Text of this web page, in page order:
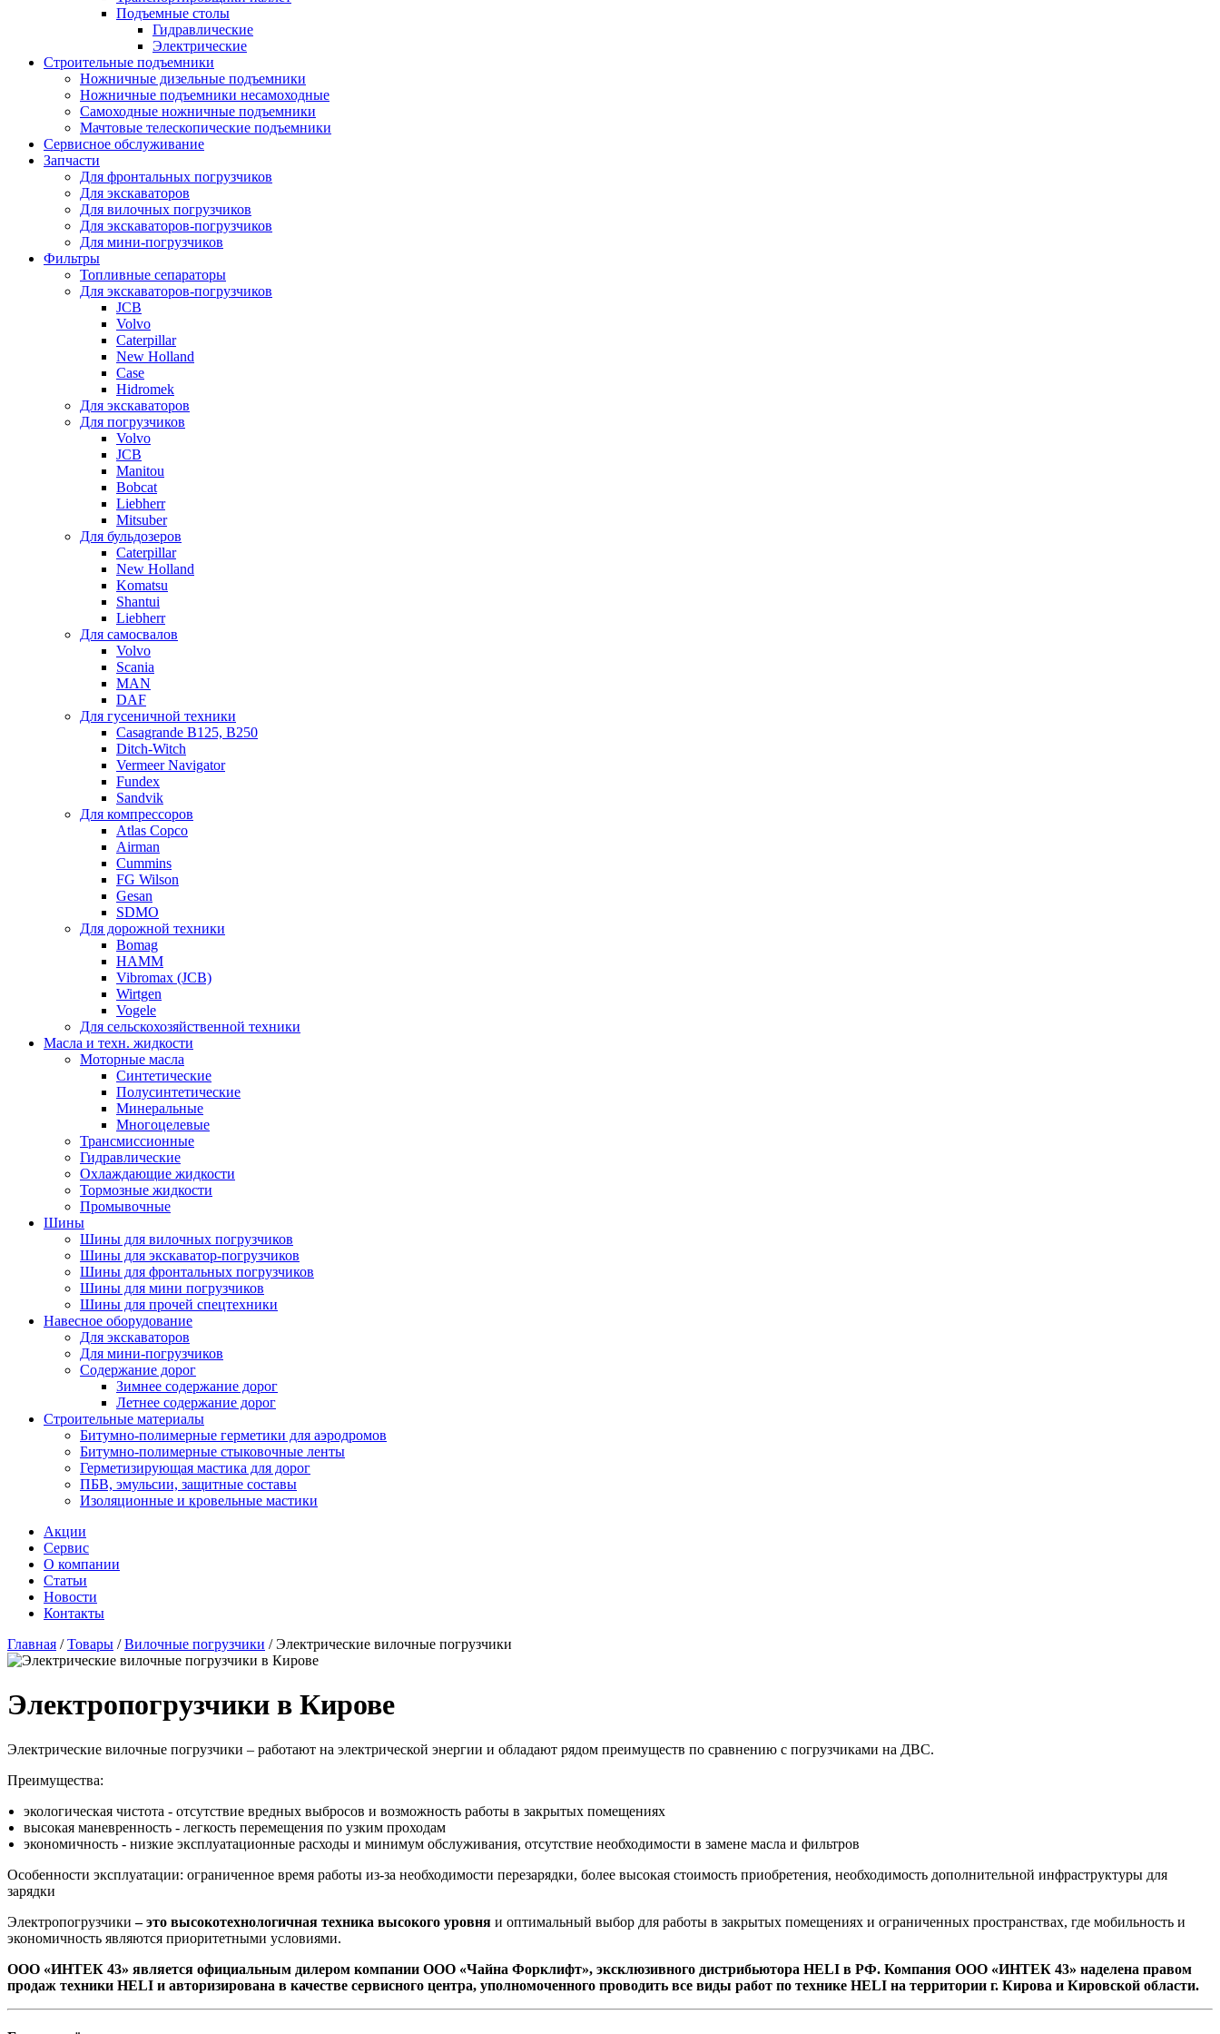
Подъемные столы
Гидравлические
Электрические
Строительные подъемники
Ножничные дизельные подъемники
Ножничные подъемники несамоходные
Самоходные ножничные подъемники
Мачтовые телескопические подъемники
Сервисное обслуживание
Запчасти
Для фронтальных погрузчиков
Для экскаваторов
Для вилочных погрузчиков
Для экскаваторов-погрузчиков
Для мини-погрузчиков
Фильтры
Топливные сепараторы
Для экскаваторов-погрузчиков
JCB
Volvo
Caterpillar
New Holland
Case
Hidromek
Для экскаваторов
Для погрузчиков
Volvo
JCB
Manitou
Bobcat
Liebherr
Mitsuber
Для бульдозеров
Caterpillar
New Holland
Komatsu
Shantui
Liebherr
Для самосвалов
Volvo
Scania
MAN
DAF
Для гусеничной техники
Casagrande B125, B250
Ditch-Witch
Vermeer Navigator
Fundex
Sandvik
Для компрессоров
Atlas Copco
Airman
Cummins
FG Wilson
Gesan
SDMO
Для дорожной техники
Bomag
HAMM
Vibromax (JCB)
Wirtgen
Vogele
Для сельскохозяйственной техники
Масла и техн. жидкости
Моторные масла
Синтетические
Полусинтетические
Минеральные
Многоцелевые
Трансмиссионные
Гидравлические
Охлаждающие жидкости
Тормозные жидкости
Промывочные
Шины
Шины для вилочных погрузчиков
Шины для экскаватор-погрузчиков
Шины для фронтальных погрузчиков
Шины для мини погрузчиков
Шины для прочей спецтехники
Навесное оборудование
Для экскаваторов
Для мини-погрузчиков
Содержание дорог
Зимнее содержание дорог
Летнее содержание дорог
Строительные материалы
Битумно-полимерные герметики для аэродромов
Битумно-полимерные стыковочные ленты
Герметизирующая мастика для дорог
ПБВ, эмульсии, защитные составы
Изоляционные и кровельные мастики
Акции
Сервис
О компании
Статьи
Новости
Контакты
Главная /Товары /Вилочные погрузчики /Электрические вилочные погрузчики
Электропогрузчики в Кирове
Электрические вилочные погрузчики – работают на электрической энергии и обладают рядом преимуществ по сравнению с погрузчиками на ДВС.
Преимущества:
экологическая чистота - отсутствие вредных выбросов и возможность работы в закрытых помещениях
высокая маневренность - легкость перемещения по узким проходам
экономичность - низкие эксплуатационные расходы и минимум обслуживания, отсутствие необходимости в замене масла и фильтров
Особенности эксплуатации: ограниченное время работы из-за необходимости перезарядки, более высокая стоимость приобретения, необходимость дополнительной инфраструктуры для
зарядки
Электропогрузчики– это высокотехнологичная техника высокого уровня и оптимальный выбор для работы в закрытых помещениях и ограниченных пространствах, где мобильность и
экономичность являются приоритетными условиями.
ООО «ИНТЕК 43» является официальным дилером компании ООО «Чайна Форклифт», эксклюзивного дистрибьютора HELI в РФ. Компания ООО «ИНТЕК 43» наделена правом
продаж техники HELI и авторизирована в качестве сервисного центра, уполномоченного проводить все виды работ по технике HELI на территории г. Кирова и Кировской области.